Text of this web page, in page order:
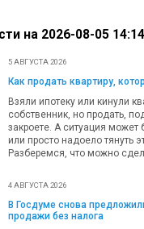
на 2026-08-05
5 АВГУСТА 2026
Как продать квартиру,
Взяли ипотеку или кинули
собственник, но продать,
закроете. А ситуация
или просто надоело тянуть
Разберемся, что можно
4 АВГУСТА 2026
В Госдуме снова
продажи без налога